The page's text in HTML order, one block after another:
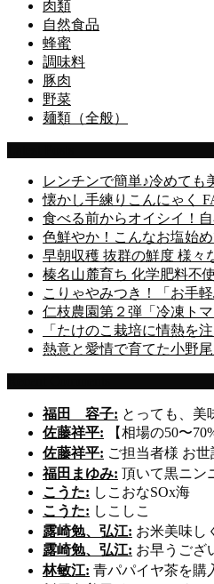
肉類
自然食品
蜂蜜
調味料
豚肉
野菜
麺類（全般）
レンチンで簡単♪冷めて
懐かし手練りこんにゃく
食べる前からオイシイ！
色鮮やか！こんなお塩始
早朝収穫 抜群の鮮度 様々
榛名山麓育ち 化学肥料不
こりゃやみつき！「お手
仁枝農園第２弾「冷凍ト
「たけのこ栽培に情熱を
熱意と愛情で育てた小野
福田 容子: とっても、美
佐藤祥平: 【相場の50〜
佐藤祥平: ご担当者様 お
福田まゆみ: 頂いて黒ニ
こうた: しこおなSOx海
こうた: しこしこ
露崎勉、弘江: お米美味し
露崎勉、弘江: お早うござ
林敏江: 青パパイヤ茶を購